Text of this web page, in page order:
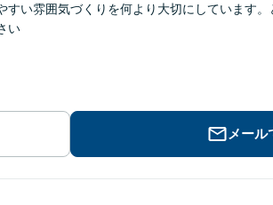
すい雰囲気づくりを何より大切にしています
い
メール